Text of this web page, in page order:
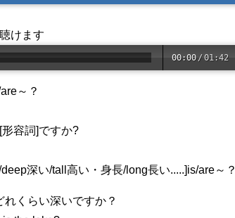
けます
00:00 /01:42
～？
容詞]ですか?
深い/tall高い・身長/long長い.....]is/are～？
れくらい深いですか？